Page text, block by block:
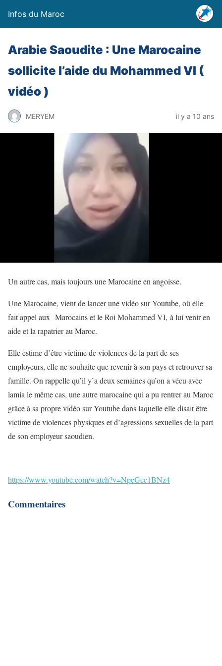
Infos du Maroc
Arabie Saoudite : Une Marocaine
sollicite l’aide du Mohammed VI (
vidéo )
MERYEM il y a 10 ans
Un autre cas, mais toujours une Marocaine en angoisse.
Une Marocaine, vient de lancer une vidéo sur Youtube, où elle
fait appel aux Marocains et le Roi Mohammed VI, à lui venir en
aide et la rapatrier au Maroc.
Elle estime d’être victime de violences de la part de ses
employeurs, elle ne souhaite que revenir à son pays et retrouver sa
famille. On rappelle qu’il y’a deux semaines qu’on a vécu avec
lamia le même cas, une autre marocaine qui a pu rentrer au Maroc
grâce à sa propre vidéo sur Youtube dans laquelle elle disait être
victime de violences physiques et d’agressions sexuelles de la part
de son employeur saoudien.
https://www.youtube.com/watch?v=NpeGcc1BNz4
Commentaires